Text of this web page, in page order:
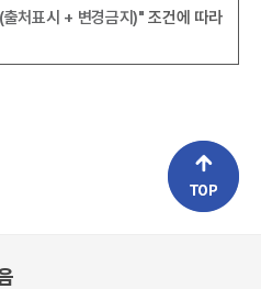
처표시 + 변경금지)" 조건에 따라